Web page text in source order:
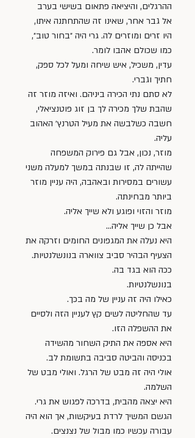
ההרגלים, והיציאה פתאום בשישי בערב
אל גבר אחר, שאינו זה שהתחתנה איתו,
היו זרים ומוזרים לה. גרי היה ״בחור טוב״,
כמו שכולם אהבו לומר.
עדין, משכיל, איש שיחה ומעל לכל ספק,
חתיך וגברי.
לא סתם נתי הכירה ביניהם. ואיזה מוזר זה
שהבת שלך מכירה לך בן זוג פוטנציאלי,
חשבה כשלבשה את מעיל הטרנץ׳ האהוב
עליה.
מוזר, נכון, אבל גם פירוק המשפחה
שהייתה לה, זו שבנתה במשך למעלה משני
עשורים במסירות ובאהבה, היה עניין מוזר
ביותר מבחינתה.
מוזר והזוי ופוגע ולא שייך אליה.
אבל כן שייך אליה…
היא נעלה את המגפונים החומים וזרקה את
הצעיף הבהיר סביב צווארה בנונשלנטיות.
ככה הוא בגד בה.
בנונשלנטיות.
כאילו היה זה עניין של מה בכך.
עד שהחליטה לשים קץ לעניין הזה ולסיים
את ההשפלה הזו.
היא אספה את התיק השחור מהשידה
בכניסה והביטה סביבה בתשומת לב.
אולי היה זה מבט של הרגל. ואולי מבט של
השלמה.
היא יצאה מהבית, בדרכה לפגוש את גרי.
הגשם המשיך לרדת בעיקשות, אך הוא היה
עבורה עכשיו כמו מבול של נצנצים.